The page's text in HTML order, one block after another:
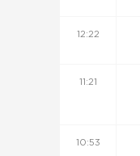
12:22
11:21
10:53